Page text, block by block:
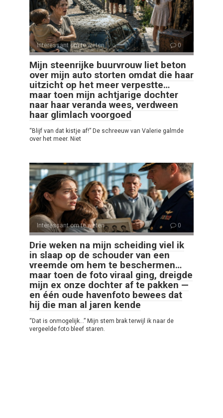
Interessant om te weten 0
Mijn steenrijke buurvrouw liet beton
over mijn auto storten omdat die haar
uitzicht op het meer verpestte…
maar toen mijn achtjarige dochter
naar haar veranda wees, verdween
haar glimlach voorgoed
“Blijf van dat kistje af!” De schreeuw van Valerie galmde
over het meer. Niet
Interessant om te weten 0
Drie weken na mijn scheiding viel ik
in slaap op de schouder van een
vreemde om hem te beschermen…
maar toen de foto viraal ging, dreigde
mijn ex onze dochter af te pakken —
en één oude havenfoto bewees dat
hij die man al jaren kende
“Dat is onmogelijk…” Mijn stem brak terwijl ik naar de
vergeelde foto bleef staren.